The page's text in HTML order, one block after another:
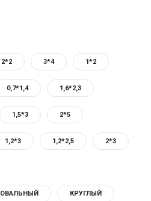
2*2 3*4 1*2
0,7*1,4 1,6*2,3
1,5*3 2*5
1,2*3 1,2*2,5 2*3
ОВАЛЬНЫЙ КРУГЛЫЙ